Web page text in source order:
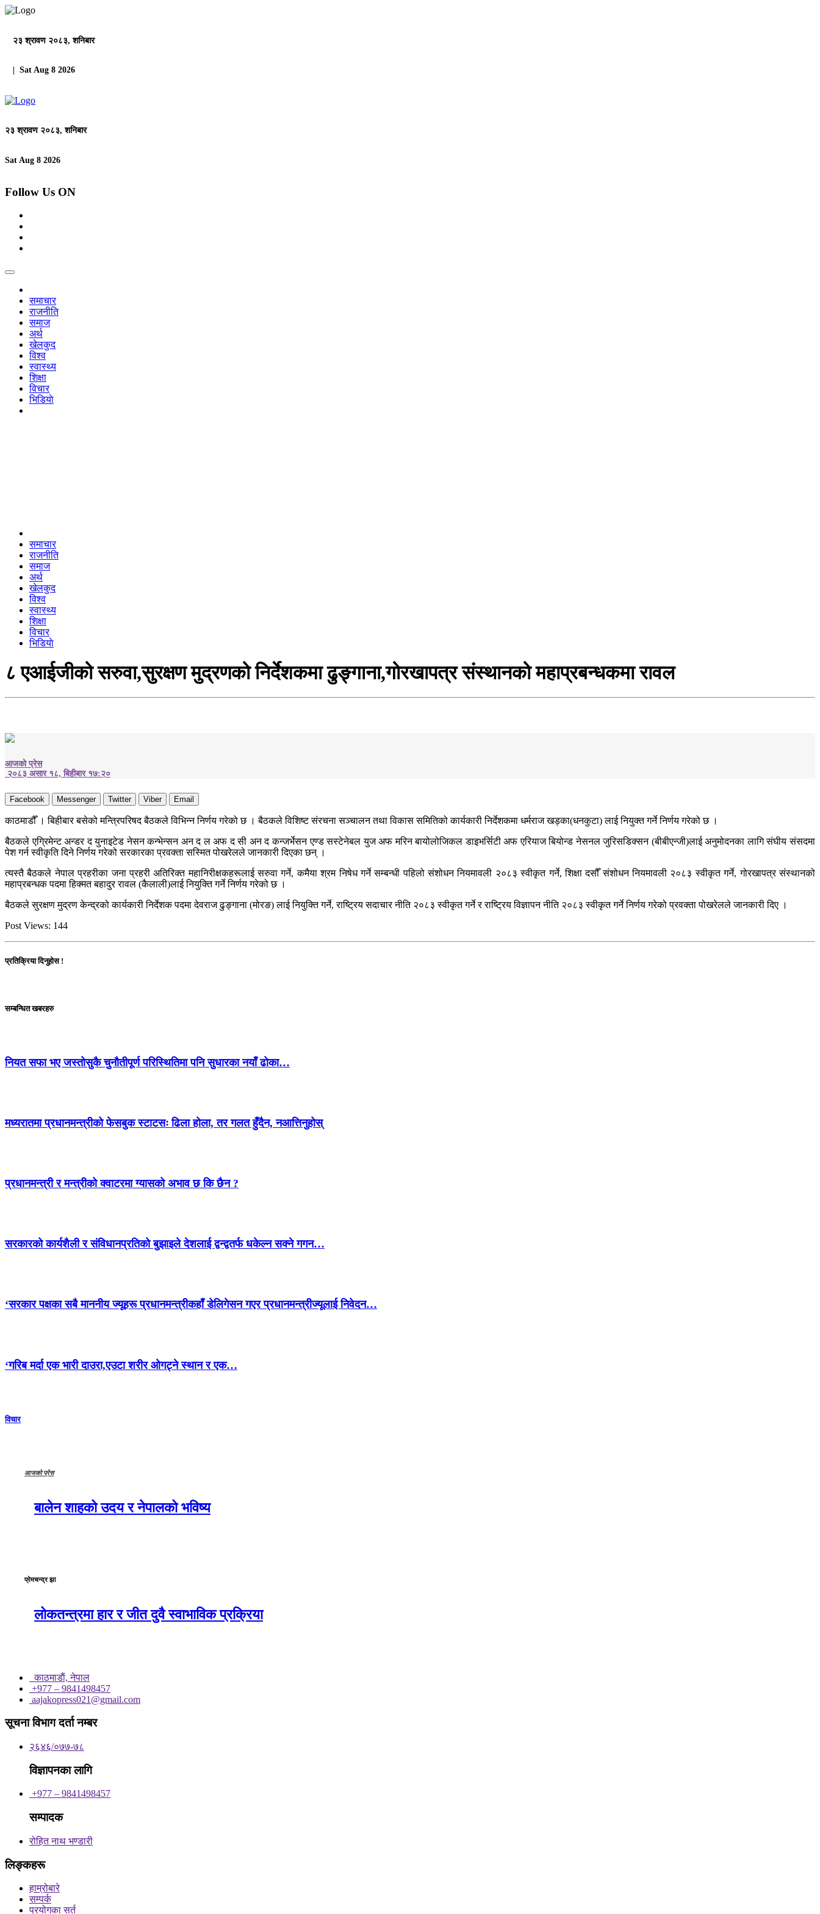
२३ श्रावण २०८३, शनिबार
| Sat Aug 8 2026
२३ श्रावण २०८३, शनिबार
Sat Aug 8 2026
Follow Us ON
समाचार
राजनीति
समाज
अर्थ
खेलकुद
विश्व
स्वास्थ्य
शिक्षा
विचार
भिडियाे
समाचार
राजनीति
समाज
अर्थ
खेलकुद
विश्व
स्वास्थ्य
शिक्षा
विचार
भिडियाे
८ एआईजीको सरुवा,सुरक्षण मुद्रणको निर्देशकमा ढुङ्गाना,गोरखापत्र संस्थानको महाप्रबन्धकमा रावल
आजको प्रेस
२०८३ असार १८, बिहीबार १७:२०
Facebook Messenger Twitter Viber Email
काठमाडौँ । बिहीबार बसेको मन्त्रिपरिषद बैठकले विभिन्न निर्णय गरेको छ । बैठकले विशिष्ट संरचना सञ्चालन तथा विकास समितिको कार्यकारी निर्देशकमा धर्मराज खड्का(धनकुटा) लाई नियुक्त गर्ने निर्णय गरेको छ ।
बैठकले एग्रिमेन्ट अन्डर द युनाइटेड नेसन कन्भेन्सन अन द ल अफ द सी अन द कन्जर्भेसन एण्ड सस्टेनेबल युज अफ मरिन बायोलोजिकल डाइभर्सिटी अफ एरियाज बियोन्ड नेसनल जुरिसडिक्सन (बीबीएन्जी)लाई अनुमोदनका लागि संघीय संसदमा
पेश गर्न स्वीकृति दिने निर्णय गरेको सरकारका प्रवक्ता सस्मित पोखरेलले जानकारी दिएका छन् ।
त्यस्तै बैठकले नेपाल प्रहरीका जना प्रहरी अतिरिक्त महानिरीक्षकहरूलाई सरुवा गर्ने, कमैया श्रम निषेध गर्ने सम्बन्धी पहिलो संशोधन नियमावली २०८३ स्वीकृत गर्ने, शिक्षा दसौँ संशोधन नियमावली २०८३ स्वीकृत गर्ने, गोरखापत्र संस्थानको
महाप्रबन्धक पदमा हिक्मत बहादुर रावल (कैलाली)लाई नियुक्ति गर्ने निर्णय गरेको छ ।
बैठकले सुरक्षण मुद्रण केन्द्रको कार्यकारी निर्देशक पदमा देवराज ढुङ्गाना (मोरङ) लाई नियुक्ति गर्ने, राष्ट्रिय सदाचार नीति २०८३ स्वीकृत गर्ने र राष्ट्रिय विज्ञापन नीति २०८३ स्वीकृत गर्ने निर्णय गरेको प्रवक्ता पोखरेलले जानकारी दिए ।
Post Views: 144
प्रतिक्रिया दिनुहोस !
सम्बन्धित खबरहरु
नियत सफा भए जस्तोसुकै चुनौतीपूर्ण परिस्थितिमा पनि सुधारका नयाँ ढोका…
मध्यरातमा प्रधानमन्त्रीको फेसबुक स्टाटसः ढिला होला, तर गलत हुँदैन, नआत्तिनुहोस्
प्रधानमन्त्री र मन्त्रीको क्वाटरमा ग्यासको अभाव छ कि छैन ?
सरकारको कार्यशैली र संविधानप्रतिको बुझाइले देशलाई द्वन्द्वतर्फ धकेल्न सक्ने गगन…
‘सरकार पक्षका सबै माननीय ज्यूहरू प्रधानमन्त्रीकहाँ डेलिगेसन गएर प्रधानमन्त्रीज्यूलाई निवेदन…
‘गरिब मर्दा एक भारी दाउरा,एउटा शरीर ओगट्ने स्थान र एक…
विचार
आजको प्रेस
बालेन शाहको उदय र नेपालको भविष्य
प्रेमचन्द्र झा
लोकतन्त्रमा हार र जीत दुवै स्वाभाविक प्रक्रिया
काठमाडाैं, नेपाल
+977 – 9841498457
aajakopress021@gmail.com
सूचना विभाग दर्ता नम्बर
२६४६/०७७-७८
विज्ञापनका लागि
+977 – 9841498457
सम्पादक
रोहित नाथ भण्डारी
लिङ्कहरू
हाम्रोबारे
सम्पर्क
प्रयोगका सर्त